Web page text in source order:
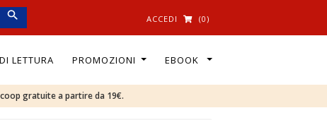
ACCEDI (0)
LETTURA PROMOZIONI EBOOK
gratuite a partire da 19€.